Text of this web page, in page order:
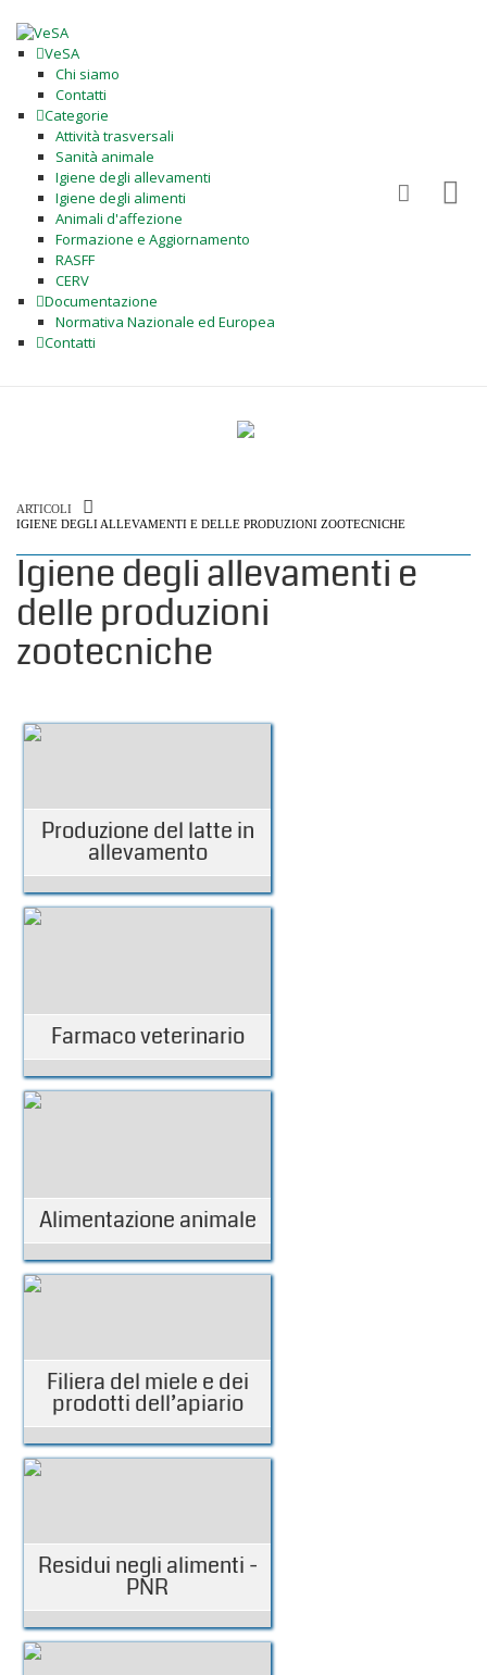
VeSA
Chi siamo
Contatti
Categorie
Attività trasversali
Sanità animale
Igiene degli allevamenti
Igiene degli alimenti
Animali d'affezione
Formazione e Aggiornamento
RASFF
CERV
Documentazione
Normativa Nazionale ed Europea
Contatti
ARTICOLI
IGIENE DEGLI ALLEVAMENTI E DELLE PRODUZIONI ZOOTECNICHE
Igiene degli allevamenti e
delle produzioni
zootecniche
Produzione del latte in
allevamento
Farmaco veterinario
Alimentazione animale
Filiera del miele e dei
prodotti dell’apiario
Residui negli alimenti -
PNR